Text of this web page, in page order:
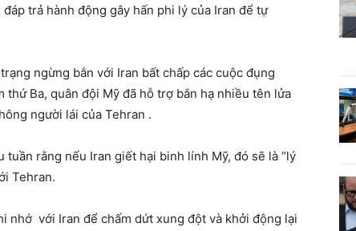
trả hành động gây hấn phi lý của Iran để tự
ngừng bắn với Iran bất chấp các cuộc đụng
Ba, quân đội Mỹ đã hỗ trợ bắn hạ nhiều tên lửa
người lái của Tehran .
rằng nếu Iran giết hại binh lính Mỹ, đó sẽ là “lý
Tehran.
nhớ với Iran để chấm dứt xung đột và khởi động lại